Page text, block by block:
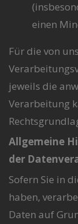
einen
Für die von
jeweils die
Verarbeitung
Allgemeine
der
Sofern Sie in
haben,
Daten auf